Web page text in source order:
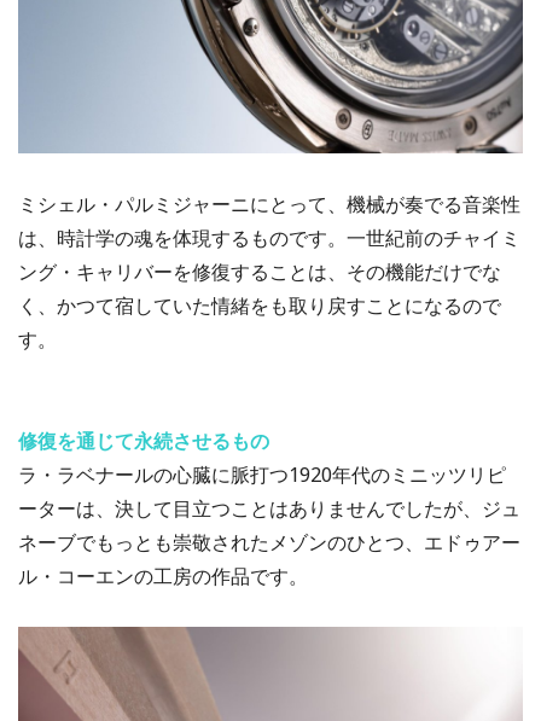
ミシェル・パルミジャーニにとって、機械が奏でる音楽性
は、時計学の魂を体現するものです。一世紀前のチャイミ
ング・キャリバーを修復することは、その機能だけでな
く、かつて宿していた情緒をも取り戻すことになるので
す。
修復を通じて永続させるもの
ラ・ラベナールの心臓に脈打つ1920年代のミニッツリピ
ーターは、決して目立つことはありませんでしたが、ジュ
ネーブでもっとも崇敬されたメゾンのひとつ、エドゥアー
ル・コーエンの工房の作品です。